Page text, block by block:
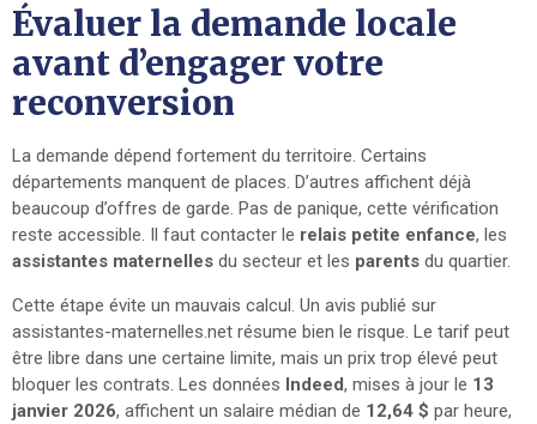
Évaluer la demande locale
avant d’engager votre
reconversion
La demande dépend fortement du territoire. Certains
départements manquent de places. D’autres affichent déjà
beaucoup d’offres de garde. Pas de panique, cette vérification
reste accessible. Il faut contacter le relais petite enfance, les
assistantes maternelles du secteur et les parents du quartier.
Cette étape évite un mauvais calcul. Un avis publié sur
assistantes-maternelles.net résume bien le risque. Le tarif peut
être libre dans une certaine limite, mais un prix trop élevé peut
bloquer les contrats. Les données Indeed, mises à jour le 13
janvier 2026, affichent un salaire médian de 12,64 $ par heure,